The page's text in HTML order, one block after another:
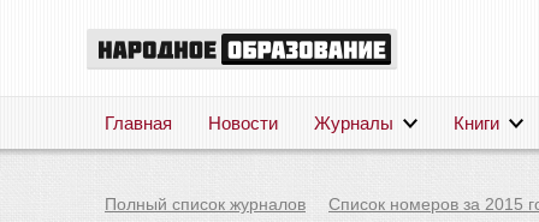
Главная Новости Журналы Книги
Полный список журналов Список номеров за 2015